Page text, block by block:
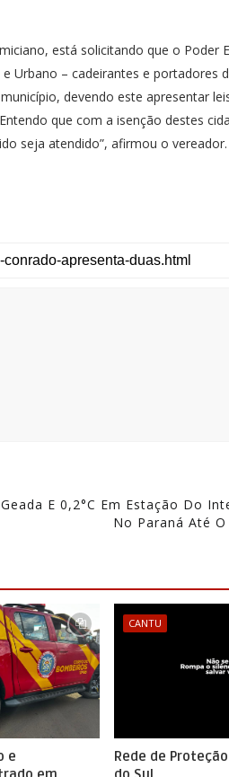
está solicitando que o Poder
Urbano – cadeirantes e portadores
devendo este apresentar
que com a isenção destes
seja atendido”, afirmou o vereador.
Geada E 0,2°C Em Estação Do
No Paraná Até
e
CANTU
Rede de